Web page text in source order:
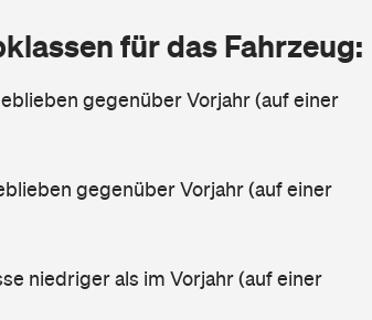
für das Fahrzeug:
gegenüber Vorjahr (auf einer
gegenüber Vorjahr (auf einer
niedriger als im Vorjahr (auf einer